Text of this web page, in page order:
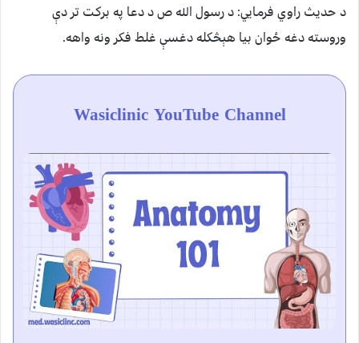
د حديث راوي فرمايي: د رسول الله ص د دعا په برکت تر دې
وروسته دغه ځوان بيا هېڅکله دغسې غلط فکر ونه واهه.
Wasiclinic YouTube Channel